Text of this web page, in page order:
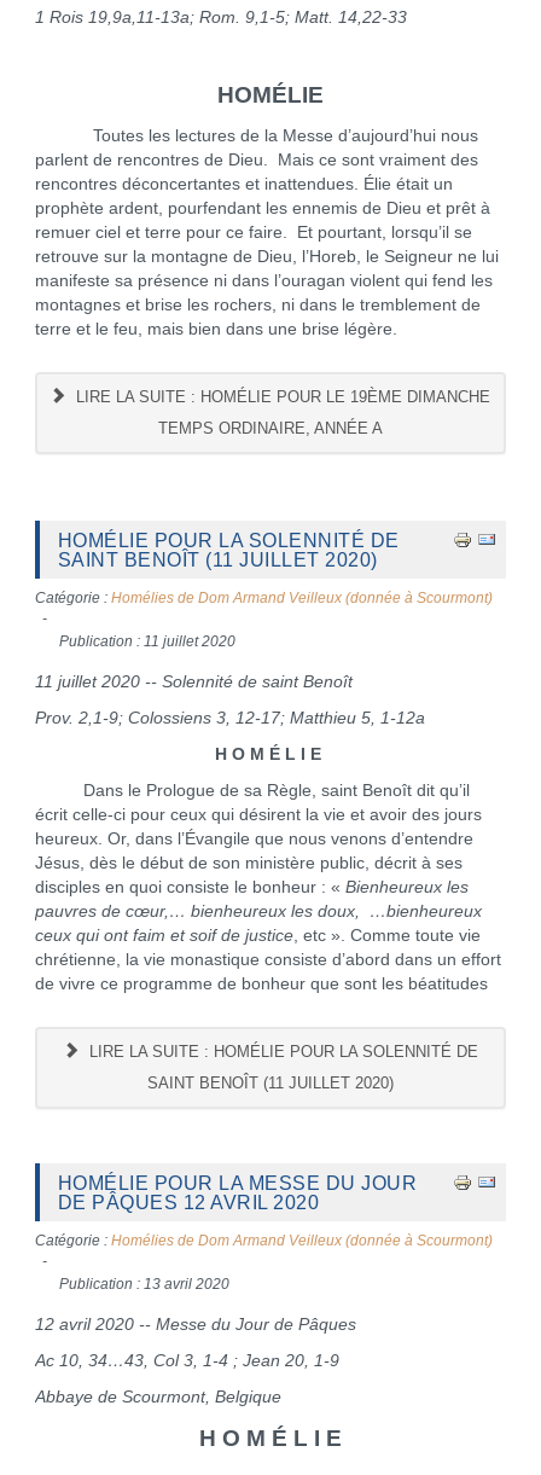
1 Rois 19,9a,11-13a; Rom. 9,1-5; Matt. 14,22-33
HOMÉLIE
Toutes les lectures de la Messe d’aujourd’hui nous
parlent de rencontres de Dieu. Mais ce sont vraiment des
rencontres déconcertantes et inattendues. Élie était un
prophète ardent, pourfendant les ennemis de Dieu et prêt à
remuer ciel et terre pour ce faire. Et pourtant, lorsqu’il se
retrouve sur la montagne de Dieu, l’Horeb, le Seigneur ne lui
manifeste sa présence ni dans l’ouragan violent qui fend les
montagnes et brise les rochers, ni dans le tremblement de
terre et le feu, mais bien dans une brise légère.
LIRE LA SUITE : HOMÉLIE POUR LE 19ÈME DIMANCHE
TEMPS ORDINAIRE, ANNÉE A
HOMÉLIE POUR LA SOLENNITÉ DE
SAINT BENOÎT (11 JUILLET 2020)
Catégorie : Homélies de Dom Armand Veilleux (donnée à Scourmont)
Publication : 11 juillet 2020
11 juillet 2020 -- Solennité de saint Benoît
Prov. 2,1-9; Colossiens 3, 12-17; Matthieu 5, 1-12a
H O M É L I E
Dans le Prologue de sa Règle, saint Benoît dit qu’il
écrit celle-ci pour ceux qui désirent la vie et avoir des jours
heureux. Or, dans l’Évangile que nous venons d’entendre
Jésus, dès le début de son ministère public, décrit à ses
disciples en quoi consiste le bonheur : « Bienheureux les
pauvres de cœur,… bienheureux les doux, …bienheureux
ceux qui ont faim et soif de justice, etc ». Comme toute vie
chrétienne, la vie monastique consiste d’abord dans un effort
de vivre ce programme de bonheur que sont les béatitudes
LIRE LA SUITE : HOMÉLIE POUR LA SOLENNITÉ DE
SAINT BENOÎT (11 JUILLET 2020)
HOMÉLIE POUR LA MESSE DU JOUR
DE PÂQUES 12 AVRIL 2020
Catégorie : Homélies de Dom Armand Veilleux (donnée à Scourmont)
Publication : 13 avril 2020
12 avril 2020 -- Messe du Jour de Pâques
Ac 10, 34…43, Col 3, 1-4 ; Jean 20, 1-9
Abbaye de Scourmont, Belgique
H O M É L I E